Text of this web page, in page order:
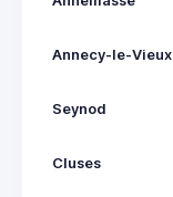
Annecy-le-Vieux
Seynod
Cluses